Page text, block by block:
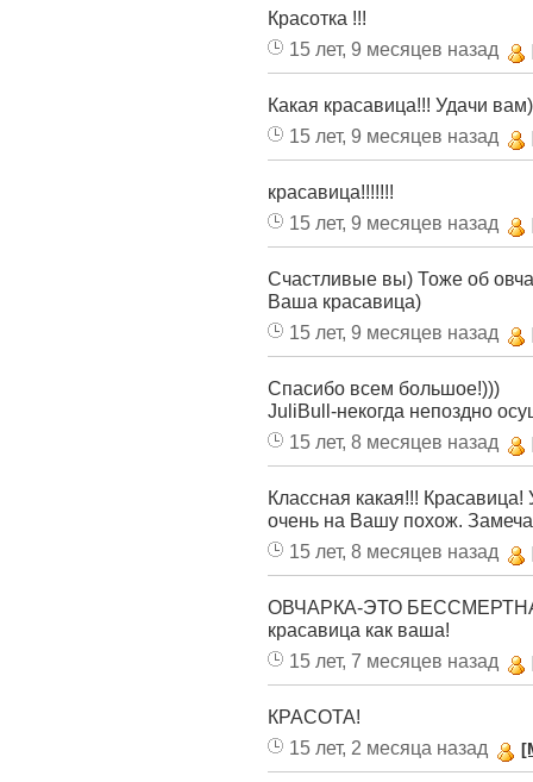
Красотка !!!
15 лет, 9 месяцев назад
Какая красавица!!! Удачи
15 лет, 9 месяцев назад
красавица!!!!!!!
15 лет, 9 месяцев назад
Счастливые вы) Тоже об
Ваша красавица)
15 лет, 9 месяцев назад
Спасибо всем большое!)))
JuliBull-некогда непоздно
15 лет, 8 месяцев назад
Классная какая!!!
очень на Вашу похож.
15 лет, 8 месяцев назад
ОВЧАРКА-ЭТО
красавица как ваша!
15 лет, 7 месяцев назад
КРАСОТА!
15 лет, 2 месяца назад